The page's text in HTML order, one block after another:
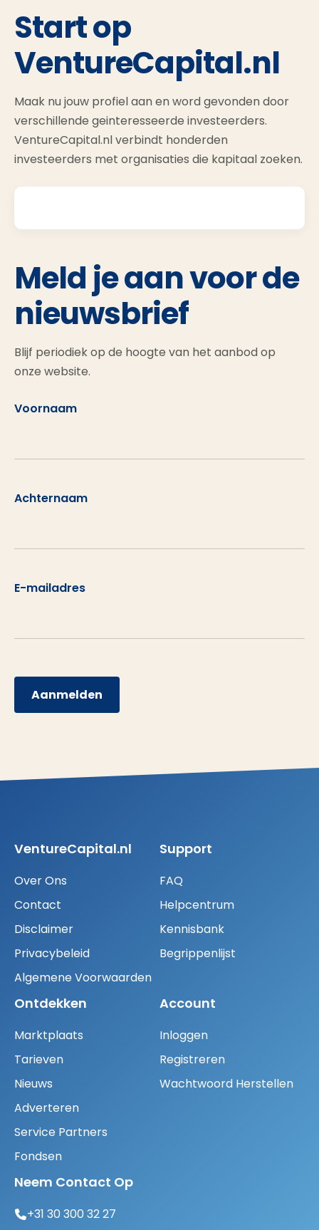
Start op
VentureCapital.nl
Maak nu jouw profiel aan en word gevonden door
verschillende geinteresseerde investeerders.
VentureCapital.nl verbindt honderden
investeerders met organisaties die kapitaal zoeken.
Meld je aan voor de
nieuwsbrief
Blijf periodiek op de hoogte van het aanbod op
onze website.
Voornaam
Achternaam
E-mailadres
Aanmelden
VentureCapital.nl
Over Ons
Contact
Disclaimer
Privacybeleid
Algemene Voorwaarden
Support
FAQ
Helpcentrum
Kennisbank
Begrippenlijst
Ontdekken
Marktplaats
Tarieven
Nieuws
Adverteren
Service Partners
Fondsen
Account
Inloggen
Registreren
Wachtwoord Herstellen
Neem Contact Op
+31 30 300 32 27